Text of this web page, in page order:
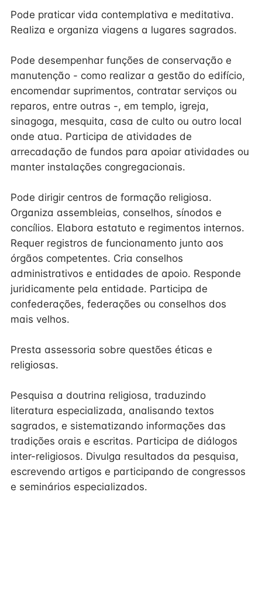
Pode praticar vida contemplativa e meditativa.
Realiza e organiza viagens a lugares sagrados.
Pode desempenhar funções de conservação e
manutenção - como realizar a gestão do edifício,
encomendar suprimentos, contratar serviços ou
reparos, entre outras -, em templo, igreja,
sinagoga, mesquita, casa de culto ou outro local
onde atua. Participa de atividades de
arrecadação de fundos para apoiar atividades ou
manter instalações congregacionais.
Pode dirigir centros de formação religiosa.
Organiza assembleias, conselhos, sínodos e
concílios. Elabora estatuto e regimentos internos.
Requer registros de funcionamento junto aos
órgãos competentes. Cria conselhos
administrativos e entidades de apoio. Responde
juridicamente pela entidade. Participa de
confederações, federações ou conselhos dos
mais velhos.
Presta assessoria sobre questões éticas e
religiosas.
Pesquisa a doutrina religiosa, traduzindo
literatura especializada, analisando textos
sagrados, e sistematizando informações das
tradições orais e escritas. Participa de diálogos
inter-religiosos. Divulga resultados da pesquisa,
escrevendo artigos e participando de congressos
e seminários especializados.